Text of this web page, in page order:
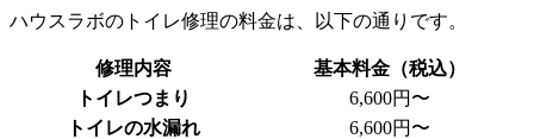
ハウスラボのトイレ修理の料金は、以下の通りです。
修理内容
基本料金（税込）
トイレつまり
6,600円〜
トイレの水漏れ
6,600円〜